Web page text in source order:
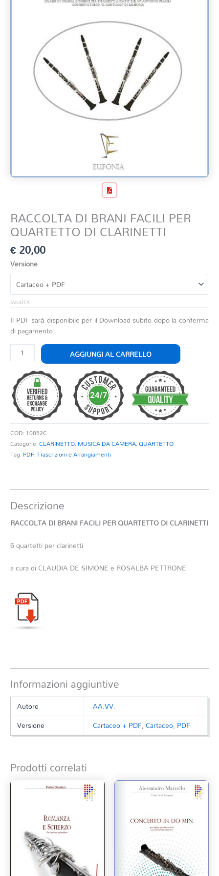
RACCOLTA DI BRANI FACILI PER
QUARTETTO DI CLARINETTI
€20,00
Versione
SVUOTA
Il PDF sarà disponibile per il Download subito dopo la conferma
di pagamento.
RACCOLTA
DI
BRANI
FACILI
PER
QUARTETTO
DI
CLARINETTI
quantità
AGGIUNGI AL CARRELLO
COD: 10852C
Categorie:CLARINETTO, MUSICA DA CAMERA,QUARTETTO
Tag: PDF,Trascrizioni e Arrangiamenti
Descrizione
RACCOLTA DI BRANI FACILI PER QUARTETTO DI CLARINETTI
6 quartetti per clarinetti
a cura di CLAUDIA DE SIMONE e ROSALBA PETTRONE
Informazioni aggiuntive
Autore
AA.VV.
Versione
Cartaceo + PDF,Cartaceo, PDF
Prodotti correlati